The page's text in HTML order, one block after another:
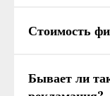
Стоимость
Бывает ли